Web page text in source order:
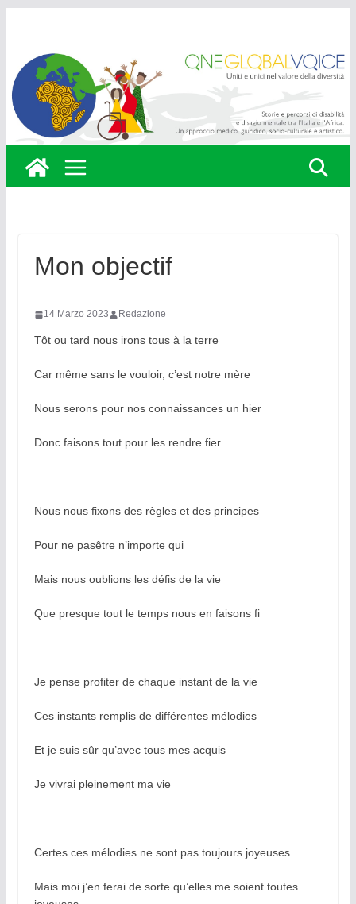
content
Mon objectif
14 Marzo 2023 Redazione
Tôt ou tard nous irons tous à la terre
Car même sans le vouloir, c’est notre mère
Nous serons pour nos connaissances un hier
Donc faisons tout pour les rendre fier
Nous nous fixons des règles et des principes
Pour ne pasêtre n’importe qui
Mais nous oublions les défis de la vie
Que presque tout le temps nous en faisons fi
Je pense profiter de chaque instant de la vie
Ces instants remplis de différentes mélodies
Et je suis sûr qu’avec tous mes acquis
Je vivrai pleinement ma vie
Certes ces mélodies ne sont pas toujours joyeuses
Mais moi j’en ferai de sorte qu’elles me soient toutes